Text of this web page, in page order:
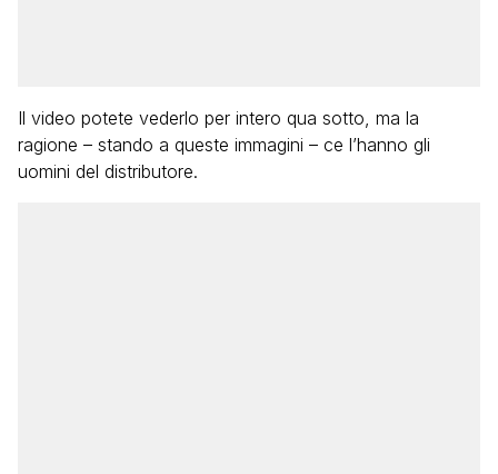
Il video potete vederlo per intero qua sotto, ma la
ragione – stando a queste immagini – ce l’hanno gli
uomini del distributore.